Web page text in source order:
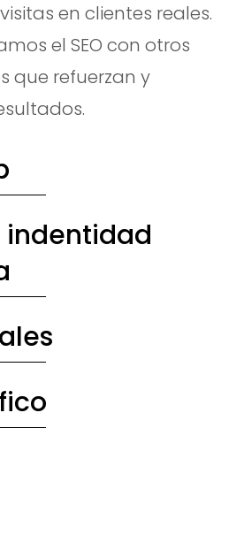
en clientes reales.
el SEO con otros
que refuerzan y
indentidad